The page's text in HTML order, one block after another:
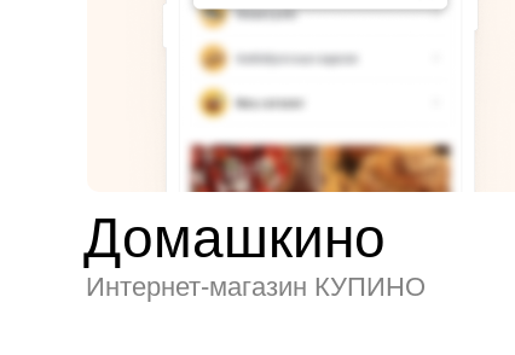
Домашкино
Интернет-магазин КУПИНО